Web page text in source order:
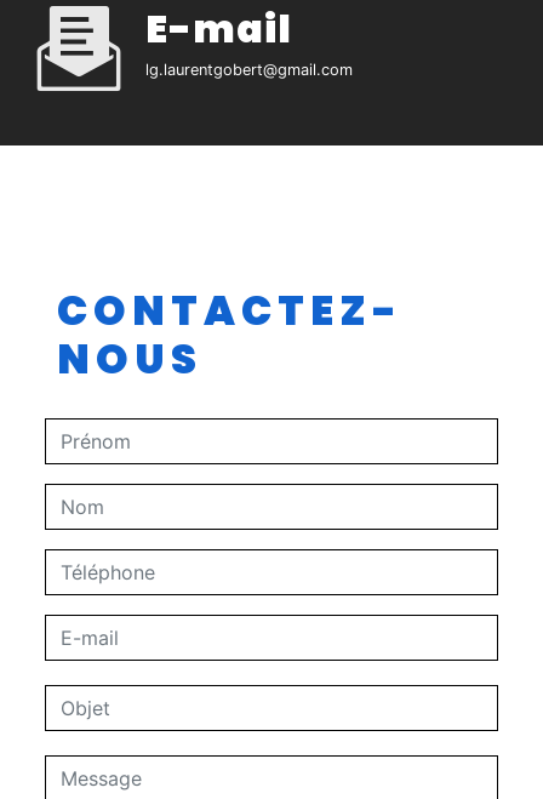
E-mail
lg.laurentgobert@gmail.com
CONTACTEZ-
NOUS